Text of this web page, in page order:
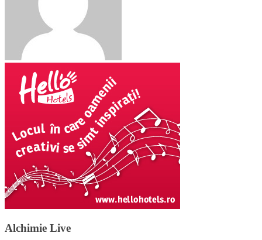
Alchimie Live